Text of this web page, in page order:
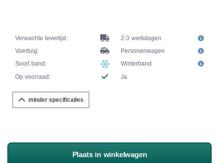
Verwachte levertijd:
2-3 werkdagen
Voertuig:
Personenwagen
Soort band:
Winterband
Op voorraad:
Ja
minder specificaties
Plaats in winkelwagen